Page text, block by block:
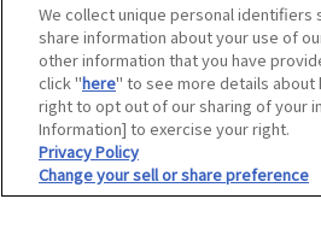
新規優待施設
海外で使える会員優待サービス
JAFプレミアムサービス
JAFライフサポート
JAF Mate
冊子JAF Mate・JAF PLUS
We collect unique personal identifiers
share information about your use of
other information that you have
click "here" to see more details about
right to opt out of our sharing of your
Information] to exercise your right.
Privacy Policy
Change your sell or share preference